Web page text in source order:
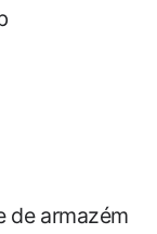
de armazém